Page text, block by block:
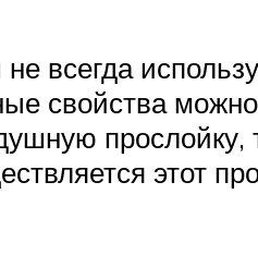
всегда
свойства
этот